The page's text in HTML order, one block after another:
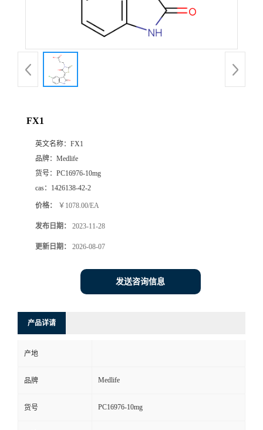
FX1
英文名称： FX1
品牌： Medlife
货号： PC16976-10mg
cas： 1426138-42-2
价格： ￥1078.00/EA
发布日期： 2023-11-28
更新日期： 2026-08-07
发送咨询信息
产品详请
产地
品牌 Medlife
货号 PC16976-10mg